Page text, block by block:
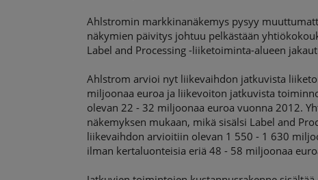
Ahlstromin markkinanäkemys pysyy
näkymien päivitys johtuu pelkästään
Label and Processing -liiketoiminta-alueen
Ahlstrom arvioi nyt liikevaihdon jatkuvista
miljoonaa euroa ja liikevoiton jatkuvista
olevan 22 - 32 miljoonaa euroa vuonna 2012.
näkemyksen mukaan, mikä sisälsi Label and
liikevaihdon arvioitiin olevan 1 550 - 1 630
ilman kertaluonteisia eriä 48 - 58 miljoonaa